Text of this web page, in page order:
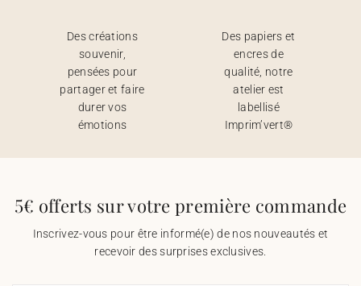
Des créations
souvenir,
pensées pour
partager et faire
durer vos
émotions
Des papiers et
encres de
qualité, notre
atelier est
labellisé
Imprim’vert®
5€ offerts sur votre première commande
Inscrivez-vous pour être informé(e) de nos nouveautés et
recevoir des surprises exclusives.